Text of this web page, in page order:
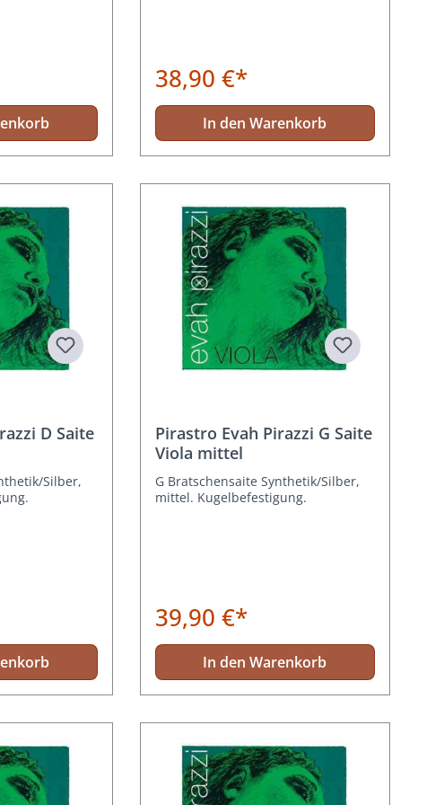
38,90 €*
In den Warenkorb
D Saite
Silber,
Pirastro Evah Pirazzi G Saite
Viola mittel
G Bratschensaite Synthetik/Silber,
mittel. Kugelbefestigung.
39,90 €*
In den Warenkorb